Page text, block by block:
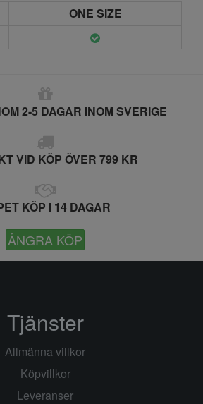
ONE SIZE
2-5 DAGAR INOM SVERIGE
VID KÖP ÖVER 799 KR
KÖP I 14 DAGAR
ÅNGRA KÖP
Tjänster
Allmänna villkor
Köpvillkor
Leveranser